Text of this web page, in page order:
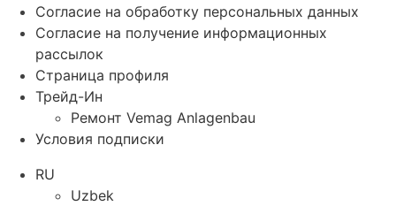
Согласие на обработку персональных данных
Согласие на получение информационных
рассылок
Страница профиля
Трейд-Ин
Ремонт Vemag Anlagenbau
Условия подписки
RU
Uzbek